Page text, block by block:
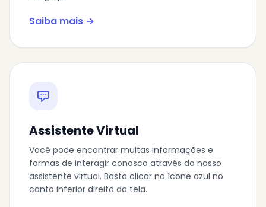
Saiba mais →
Assistente Virtual
Você pode encontrar muitas informações e
formas de interagir conosco através do nosso
assistente virtual. Basta clicar no ícone azul no
canto inferior direito da tela.